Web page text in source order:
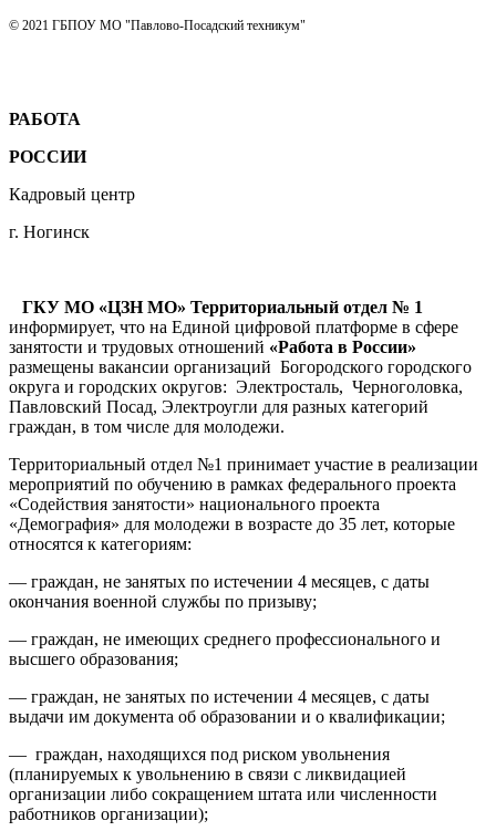
© 2021 ГБПОУ МО "Павлово-Посадский техникум"
РАБОТА
РОССИИ
Кадровый центр
г. Ногинск
ГКУ МО «ЦЗН МО» Территориальный отдел № 1
информирует, что на Единой цифровой платформе в сфере
занятости и трудовых отношений «Работа в России»
размещены вакансии организаций Богородского городского
округа и городских округов: Электросталь, Черноголовка,
Павловский Посад, Электроугли для разных категорий
граждан, в том числе для молодежи.
Территориальный отдел №1 принимает участие в реализации
мероприятий по обучению в рамках федерального проекта
«Содействия занятости» национального проекта
«Демография» для молодежи в возрасте до 35 лет, которые
относятся к категориям:
— граждан, не занятых по истечении 4 месяцев, с даты
окончания военной службы по призыву;
— граждан, не имеющих среднего профессионального и
высшего образования;
— граждан, не занятых по истечении 4 месяцев, с даты
выдачи им документа об образовании и о квалификации;
— граждан, находящихся под риском увольнения
(планируемых к увольнению в связи с ликвидацией
организации либо сокращением штата или численности
работников организации);